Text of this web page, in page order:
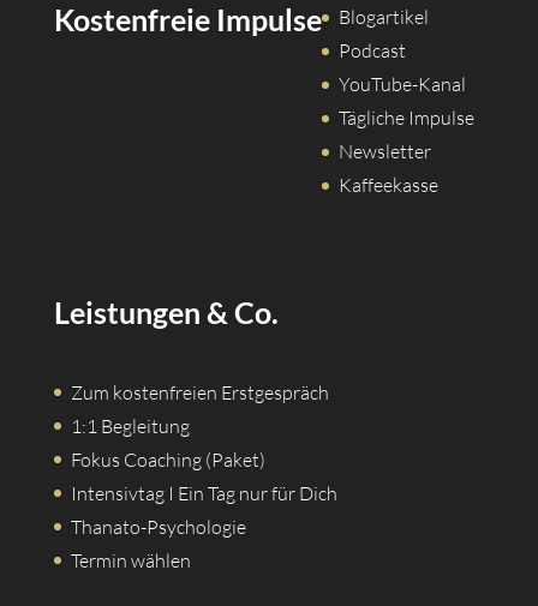
Kostenfreie Impulse
Blogartikel
Podcast
YouTube-Kanal
Tägliche Impulse
Newsletter
Kaffeekasse
Leistungen & Co.
Zum kostenfreien Erstgespräch
1:1 Begleitung
Fokus Coaching (Paket)
Intensivtag I Ein Tag nur für Dich
Thanato-Psychologie
Termin wählen